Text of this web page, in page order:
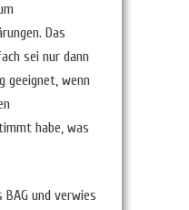
Das
sei nur dann
geeignet, wenn
habe, was
und verwies